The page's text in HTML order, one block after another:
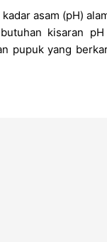
asam (pH)
kisaran
pupuk yang